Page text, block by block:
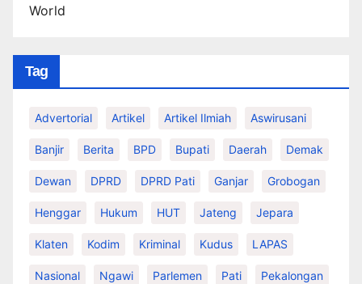
World
Tag
Advertorial Artikel Artikel Ilmiah Aswirusani
Banjir Berita BPD Bupati Daerah Demak
Dewan DPRD DPRD Pati Ganjar Grobogan
Henggar Hukum HUT Jateng Jepara
Klaten Kodim Kriminal Kudus LAPAS
Nasional Ngawi Parlemen Pati Pekalongan